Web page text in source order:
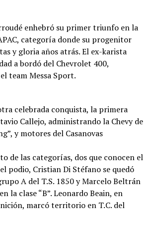
enhebró su primer triunfo en la
categoría donde su progenitor
y gloria años atrás. El ex-karista
a bordó del Chevrolet 400,
team Messa Sport.
celebrada conquista, la primera
Callejo, administrando la Chevy de
y motores del Casanovas
de las categorías, dos que conocen el
podio, Cristian Di Stéfano se quedó
A del T.S. 1850 y Marcelo Beltrán
la clase “B”. Leonardo Beain, en
marcó territorio en T.C. del